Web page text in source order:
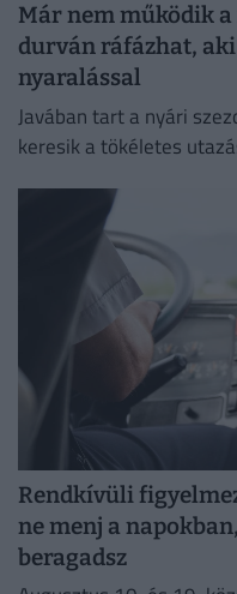
Már nem működik
durván ráfázhat,
nyaralással
Javában tart a nyári
keresik a tökéletes
Rendkívüli
ne menj a
beragadsz